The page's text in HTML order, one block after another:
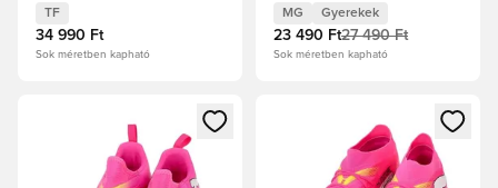
Fehér/Ultra Red/PUMA
Fekete
TF
34 990 Ft
Sok méretben kapható
Élénk türkiz/PUMA Fehér
Gyerek
MG Gyerekek
23 490 Ft27 490 Ft
Sok méretben kapható
Megnyit egy modált a bejelentkezéshez vagy a tagként
Megnyit egy modált a